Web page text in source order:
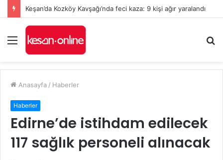
Keşan’da Kozköy Kavşağı’nda feci kaza: 9 kişi ağır yaralandı
Menü
...
Anasayfa / Haberler
Haberler
Edirne’de istihdam edilecek
117 sağlık personeli alınacak